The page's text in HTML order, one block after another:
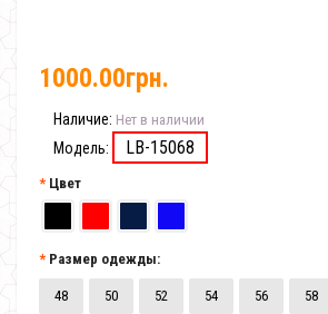
1000.00грн.
Наличие: Нет в наличии
Модель: LB-15068
Цвет
Размер одежды:
48 50 52 54 56 58